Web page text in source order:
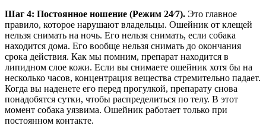
Шаг 4: Постоянное ношение (Режим 24⁄7). Это главное
правило, которое нарушают владельцы. Ошейник от клещей
нельзя снимать на ночь. Его нельзя снимать, если собака
находится дома. Его вообще нельзя снимать до окончания
срока действия. Как мы помним, препарат находится в
липидном слое кожи. Если вы снимаете ошейник хотя бы на
несколько часов, концентрация вещества стремительно падает.
Когда вы наденете его перед прогулкой, препарату снова
понадобятся сутки, чтобы распределиться по телу. В этот
момент собака уязвима. Ошейник работает только при
постоянном контакте.